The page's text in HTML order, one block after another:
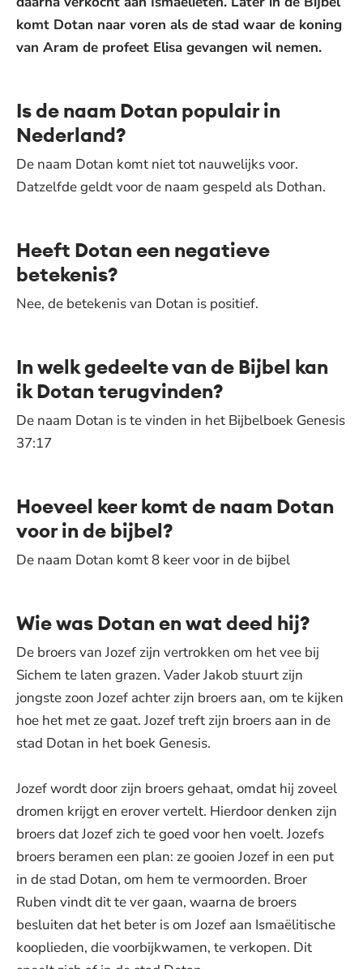
komt Dotan naar voren als de stad waar de koning
van Aram de profeet Elisa gevangen wil nemen.
Is de naam Dotan populair in
Nederland?
De naam Dotan komt niet tot nauwelijks voor.
Datzelfde geldt voor de naam gespeld als Dothan.
Heeft Dotan een negatieve
betekenis?
Nee, de betekenis van Dotan is positief.
In welk gedeelte van de Bijbel kan
ik Dotan terugvinden?
De naam Dotan is te vinden in het Bijbelboek Genesis
37:17
Hoeveel keer komt de naam Dotan
voor in de bijbel?
De naam Dotan komt 8 keer voor in de bijbel
Wie was Dotan en wat deed hij?
De broers van Jozef zijn vertrokken om het vee bij
Sichem te laten grazen. Vader Jakob stuurt zijn
jongste zoon Jozef achter zijn broers aan, om te kijken
hoe het met ze gaat. Jozef treft zijn broers aan in de
stad Dotan in het boek Genesis.
Jozef wordt door zijn broers gehaat, omdat hij zoveel
dromen krijgt en erover vertelt. Hierdoor denken zijn
broers dat Jozef zich te goed voor hen voelt. Jozefs
broers beramen een plan: ze gooien Jozef in een put
in de stad Dotan, om hem te vermoorden. Broer
Ruben vindt dit te ver gaan, waarna de broers
besluiten dat het beter is om Jozef aan Ismaëlitische
kooplieden, die voorbijkwamen, te verkopen. Dit